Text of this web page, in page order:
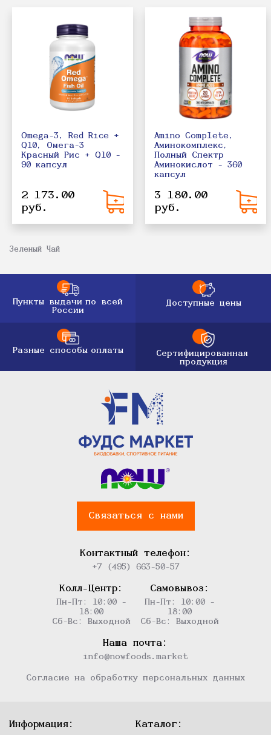
Omega-3, Red Rice +
Q10, Омега-3
Красный Рис + Q10 -
90 капсул
2 173.00
руб.
Amino Complete,
Аминокомплекс,
Полный Спектр
Аминокислот - 360
капсул
3 180.00
руб.
Зеленый Чай
Пункты выдачи по всей
России
Доступные цены
Разные способы оплаты
Сертифицированная
продукция
Связаться с нами
Контактный телефон:
+7 (495) 663-50-57
Колл-Центр:
Пн-Пт: 10:00 -
18:00
Сб-Вс: Выходной
Самовывоз:
Пн-Пт: 10:00 -
18:00
Сб-Вс: Выходной
Наша почта:
info@nowfoods.market
Согласие на обработку персональных данных
Информация: Каталог: